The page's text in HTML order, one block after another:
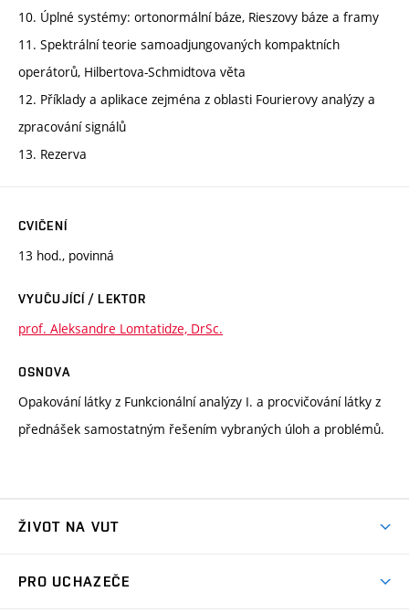
10. Úplné systémy: ortonormální báze, Rieszovy báze a framy
11. Spektrální teorie samoadjungovaných kompaktních
operátorů, Hilbertova-Schmidtova věta
12. Příklady a aplikace zejména z oblasti Fourierovy analýzy a
zpracování signálů
13. Rezerva
CVIČENÍ
13 hod., povinná
VYUČUJÍCÍ / LEKTOR
prof. Aleksandre Lomtatidze, DrSc.
OSNOVA
Opakování látky z Funkcionální analýzy I. a procvičování látky z
přednášek samostatným řešením vybraných úloh a problémů.
ŽIVOT NA VUT
PRO UCHAZEČE